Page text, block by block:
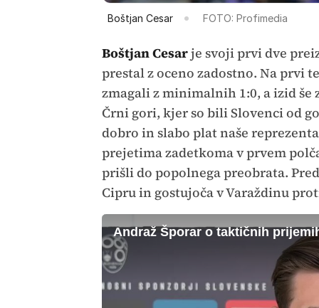
Boštjan Cesar FOTO: Profimedia
Boštjan Cesarje svoji prvi dve
prestal z oceno zadostno. Na prvi
zmagali z minimalnih 1:0, a izid še
Črni gori, kjer so bili Slovenci od
dobro in slabo plat naše
prejetima zadetkoma v prvem
prišli do popolnega preobrata.
Cipru in gostujoča v Varaždinu
Andraž Šporar o taktičnih